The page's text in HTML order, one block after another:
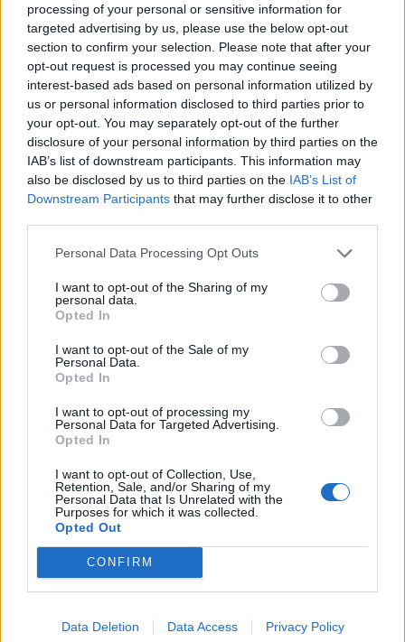
processing of your personal or sensitive information for
targeted advertising by us, please use the below opt-out
section to confirm your selection. Please note that after your
opt-out request is processed you may continue seeing
interest-based ads based on personal information utilized by
us or personal information disclosed to third parties prior to
your opt-out. You may separately opt-out of the further
disclosure of your personal information by third parties on the
IAB’s list of downstream participants. This information may
also be disclosed by us to third parties on the IAB’s List of
Downstream Participants that may further disclose it to other
Personal Data Processing Opt Outs
I want to opt-out of the Sharing of my
personal data.
Opted In
I want to opt-out of the Sale of my
Personal Data.
Opted In
I want to opt-out of processing my
Personal Data for Targeted Advertising.
Opted In
I want to opt-out of Collection, Use,
Retention, Sale, and/or Sharing of my
Personal Data that Is Unrelated with the
Purposes for which it was collected.
Opted Out
CONFIRM
Data Deletion Data Access Privacy Policy
ALTRE NOTIZIE DI LEGNANO
Anche un inedito “derby” con la
Virtus Cantalupo per il Legnano
Women